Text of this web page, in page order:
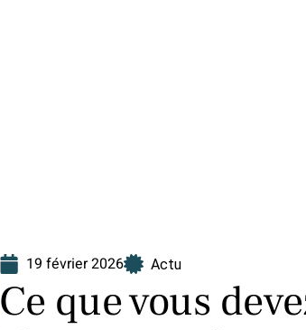
19 février 2026 Actu
Ce que vous